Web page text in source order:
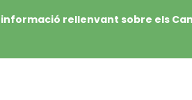
rellenvant sobre els